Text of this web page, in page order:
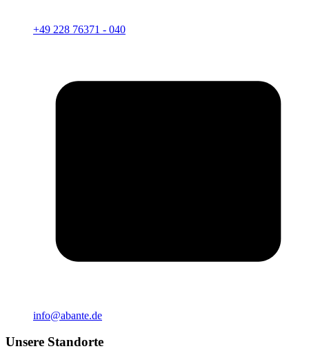
+49 228 76371 - 040
info@abante.de
Unsere Standorte